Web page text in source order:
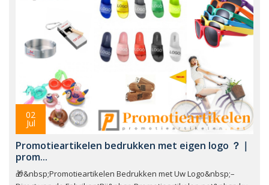
02
Jul
Promotieartikelen bedrukken met eigen logo ？｜
prom...
🎁&nbsp;Promotieartikelen Bedrukken met Uw Logo&nbsp;–